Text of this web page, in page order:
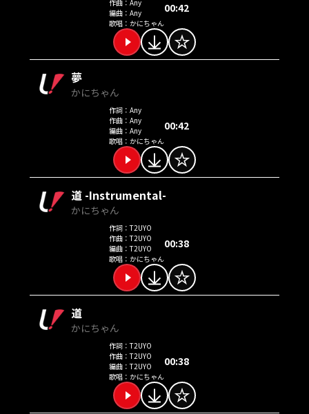
作曲：Any
編曲：Any
歌唱：かにちゃん
00:42
夢
かにちゃん
作詞：Any
作曲：Any
編曲：Any
歌唱：かにちゃん
00:42
道 -Instrumental-
かにちゃん
作詞：T2UYO
作曲：T2UYO
編曲：T2UYO
歌唱：かにちゃん
00:38
道
かにちゃん
作詞：T2UYO
作曲：T2UYO
編曲：T2UYO
歌唱：かにちゃん
00:38